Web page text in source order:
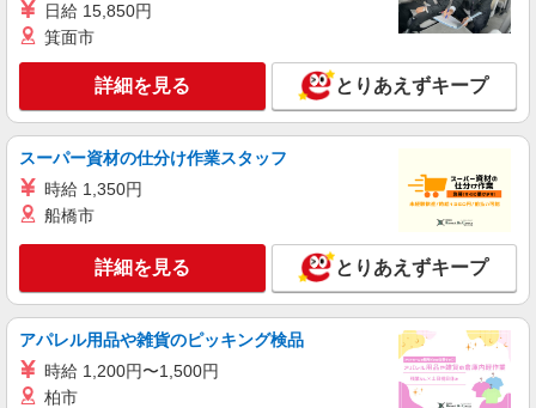
派遣社員
株式会社ニッソーネット南大阪支社
介護付有料施設の介護士（無資格可）
初任者以上：時給1450円〜1812円 無資格の
方：時給1350円〜1687円
奈良県葛城市
キープ 詳細を見る
株式会社トラストグロース西日本 大阪本社
介護付き有料老人ホームでの介護業務 ☆早
番・遅番入れる方募集
【時給】 1,100円〜 ※資格経験考慮いたしま
す。
日給 15,850円
箕面市
詳細を見る とりあえずキープ
スーパー資材の仕分け作業スタッフ
時給 1,350円
船橋市
詳細を見る とりあえずキープ
アパレル用品や雑貨のピッキング検品
時給 1,200円〜1,500円
柏市